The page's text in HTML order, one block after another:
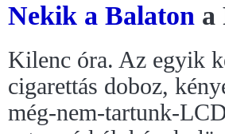
Nekik a Balaton a
Kilenc óra. Az egyik
cigarettás doboz,
még-nem-tartunk-